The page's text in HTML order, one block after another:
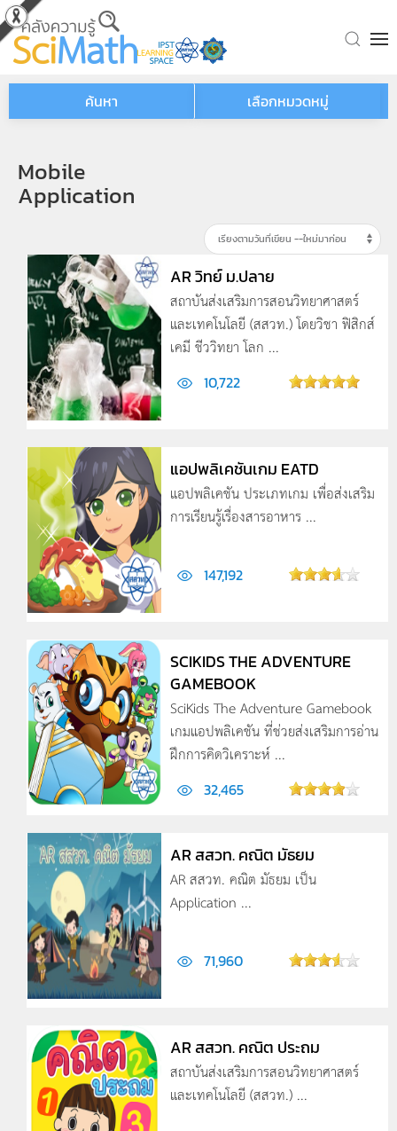
Skip to main content
ค้นหา เลือกหมวดหมู่
Mobile
Application
AR วิทย์ ม.ปลาย
สถาบันส่งเสริมการสอนวิทยาศาสตร์
และเทคโนโลยี (สสวท.) โดยวิชา ฟิสิกส์
เคมี ชีววิทยา โลก ...
10,722
แอปพลิเคชันเกม EATD
แอปพลิเคชัน ประเภทเกม เพื่อส่งเสริม
การเรียนรู้เรื่องสารอาหาร ...
147,192
SCIKIDS THE ADVENTURE
GAMEBOOK
SciKids The Adventure Gamebook
เกมแอปพลิเคชัน ที่ช่วยส่งเสริมการอ่าน
ฝึกการคิดวิเคราะห์ ...
32,465
AR สสวท. คณิต มัธยม
AR สสวท. คณิต มัธยม เป็น
Application ...
71,960
AR สสวท. คณิต ประถม
สถาบันส่งเสริมการสอนวิทยาศาสตร์
และเทคโนโลยี (สสวท.) ...